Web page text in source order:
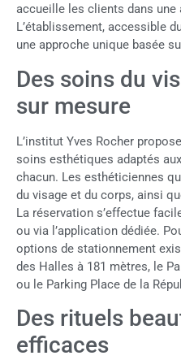
accueille les clients dans une
L’établissement, accessible
une approche unique basée
Des soins du
sur mesure
L’institut Yves Rocher
soins esthétiques adaptés
chacun. Les esthéticiennes
du visage et du corps, ainsi
La réservation s’effectue
ou via l’application dédiée.
options de stationnement
des Halles à 181 mètres, le
ou le Parking Place de la
Des rituels
efficaces